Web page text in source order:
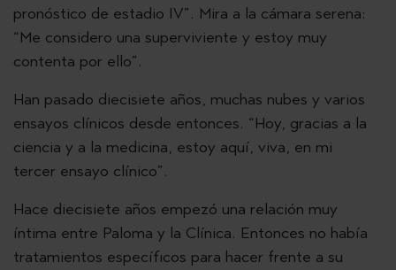
pronóstico de estadio IV”. Mira a la cámara serena:
“Me considero una superviviente y estoy muy
contenta por ello”.
Han pasado diecisiete años, muchas nubes y varios
ensayos clínicos desde entonces. “Hoy, gracias a la
ciencia y a la medicina, estoy aquí, viva, en mi
tercer ensayo clínico”.
Hace diecisiete años empezó una relación muy
íntima entre Paloma y la Clínica. Entonces no había
tratamientos específicos para hacer frente a su